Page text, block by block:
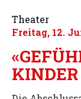
Theater
Freitag, 12.